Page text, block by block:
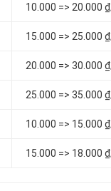
10.000 => 20.000
15.000 => 25.000
20.000 => 30.000
25.000 => 35.000
10.000 => 15.000
15.000 => 18.000